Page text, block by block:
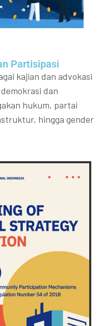
Partisipasi​
kajian dan advokasi
dan
hukum, partai
hingga gender